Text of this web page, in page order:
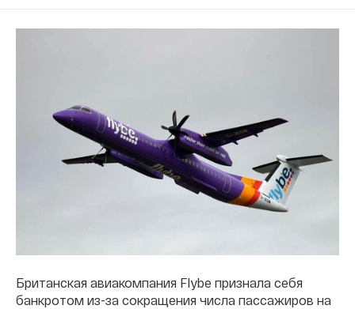
Британская авиакомпания Flybe признала себя
банкротом из-за сокращения числа пассажиров на